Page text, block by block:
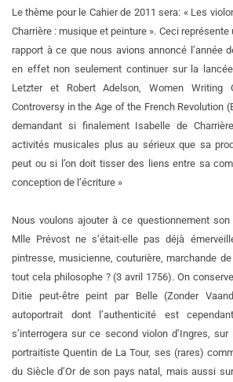
Le thème pour le Cahier de 2011 sera: « Les
Charrière : musique et peinture ». Ceci
rapport à ce que nous avions annoncé l’année
en effet non seulement continuer sur la
Letzter et Robert Adelson, Women Writing
Controversy in the Age of the French Revolution
demandant si finalement Isabelle de
activités musicales plus au sérieux que sa
peut ou si l’on doit tisser des liens entre sa
conception de l’écriture »
Nous voulons ajouter à ce questionnement
Mlle Prévost ne s’était-elle pas déjà
pintresse, musicienne, couturière, marchande
tout cela philosophe ? (3 avril 1756). On
Ditie peut-être peint par Belle (Zonder
autoportrait dont l’authenticité est
s’interrogera sur ce second violon d’Ingres,
portraitiste Quentin de La Tour, ses (rares)
du Siècle d’Or de son pays natal, mais aussi